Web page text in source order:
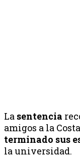
La sentencia
amigos a la
terminado sus
la universidad.